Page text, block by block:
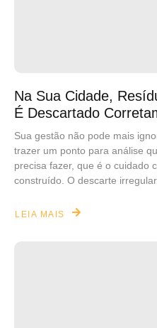
Na Sua Cidade,
É Descartado
Sua gestão não pode mais
trazer um ponto para análise
precisa fazer, que é o cuidado
construído. O descarte
LEIA MAIS